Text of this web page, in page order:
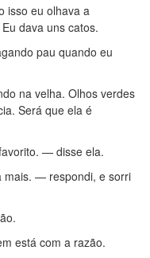
isso eu olhava a
dava uns catos.
pau quando eu
na velha. Olhos verdes
Será que ela é
— disse ela.
mais. — respondi, e sorri
está com a razão.